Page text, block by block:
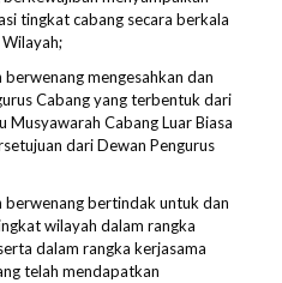
tingkat cabang secara berkala
mengesahkan dan
Cabang yang terbentuk dari
Musyawarah Cabang Luar Biasa
dari Dewan Pengurus
berwenang bertindak untuk dan
wilayah dalam rangka
dalam rangka kerjasama
telah mendapatkan